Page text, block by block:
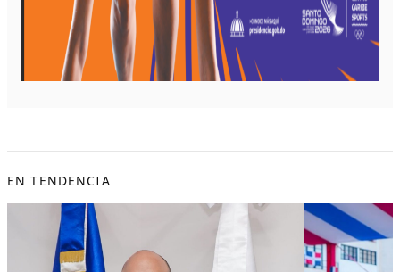
EN TENDENCIA